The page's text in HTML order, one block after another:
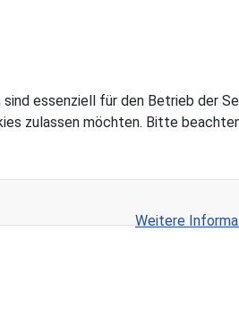
essenziell für den Betrieb der
zulassen möchten. Bitte
Weitere